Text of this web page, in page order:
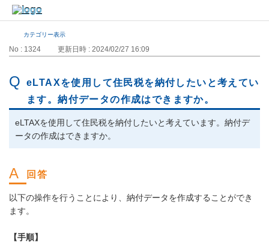
カテゴリー表示
No : 1324 更新日時 : 2024/02/27 16:09
eLTAXを使用して住民税を納付したいと考えてい
ます。納付データの作成はできますか。
eLTAXを使用して住民税を納付したいと考えています。納付デ
ータの作成はできますか。
以下の操作を行うことにより、納付データを作成することができ
ます。
【手順】